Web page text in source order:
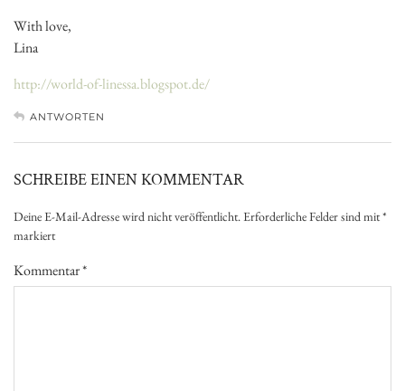
With love,
Lina
http://world-of-linessa.blogspot.de/
ANTWORTEN
SCHREIBE EINEN KOMMENTAR
Deine E-Mail-Adresse wird nicht veröffentlicht.Erforderliche Felder sind mit*
markiert
Kommentar*